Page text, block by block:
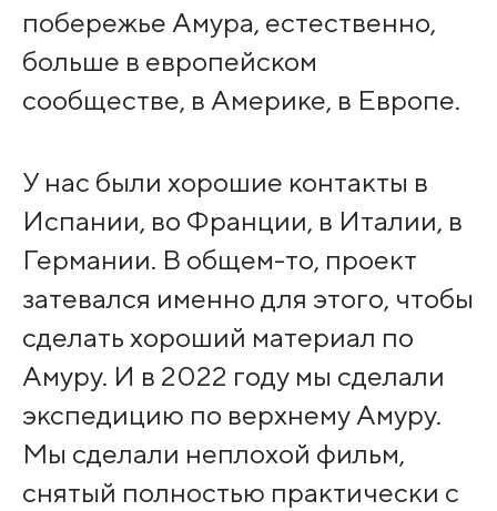
побережье Амура, естественно,
больше в европейском
сообществе, в Америке, в Европе.
У нас были хорошие контакты в
Испании, во Франции, в Италии, в
Германии. В общем-то, проект
затевался именно для этого, чтобы
сделать хороший материал по
Амуру. И в 2022 году мы сделали
экспедицию по верхнему Амуру.
Мы сделали неплохой фильм,
снятый полностью практически с